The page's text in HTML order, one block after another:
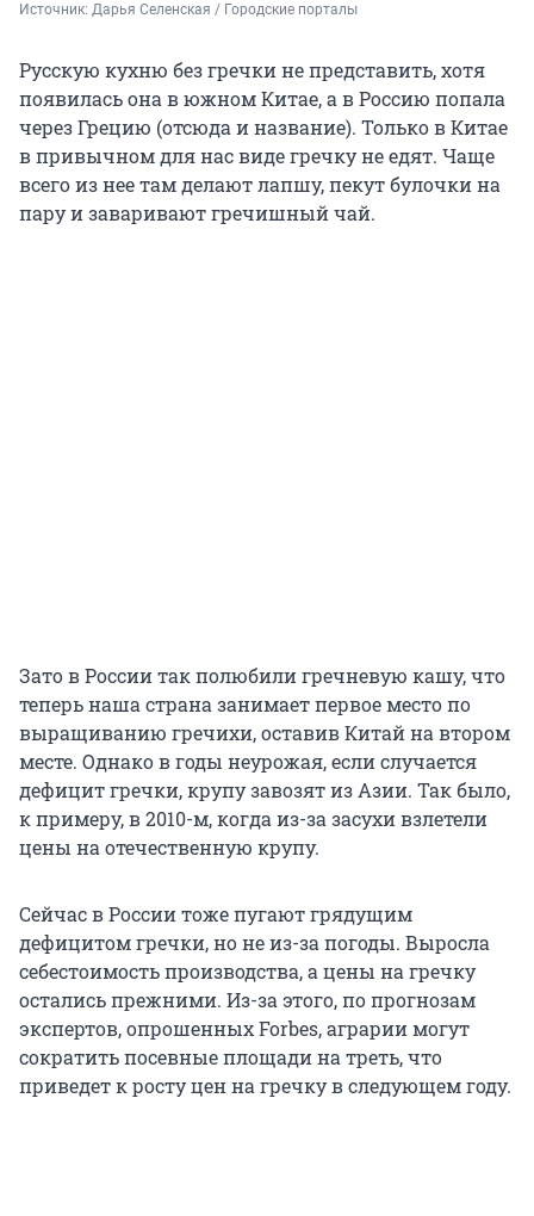
Источник: Дарья Селенская / Городские порталы
Русскую кухню без гречки не представить, хотя
появилась она в южном Китае, а в Россию попала
через Грецию (отсюда и название). Только в Китае
в привычном для нас виде гречку не едят. Чаще
всего из нее там делают лапшу, пекут булочки на
пару и заваривают гречишный чай.
Зато в России так полюбили гречневую кашу, что
теперь наша страна занимает первое место по
выращиванию гречихи, оставив Китай на втором
месте. Однако в годы неурожая, если случается
дефицит гречки, крупу завозят из Азии. Так было,
к примеру, в 2010-м, когда из-за засухи взлетели
цены на отечественную крупу.
Сейчас в России тоже пугают грядущим
дефицитом гречки, но не из-за погоды. Выросла
себестоимость производства, а цены на гречку
остались прежними. Из-за этого, по прогнозам
экспертов, опрошенных Forbes, аграрии могут
сократить посевные площади на треть, что
приведет к росту цен на гречку в следующем году.